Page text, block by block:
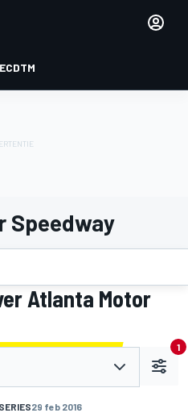
DTM
Speedway
Atlanta Motor
1
29 feb 2016